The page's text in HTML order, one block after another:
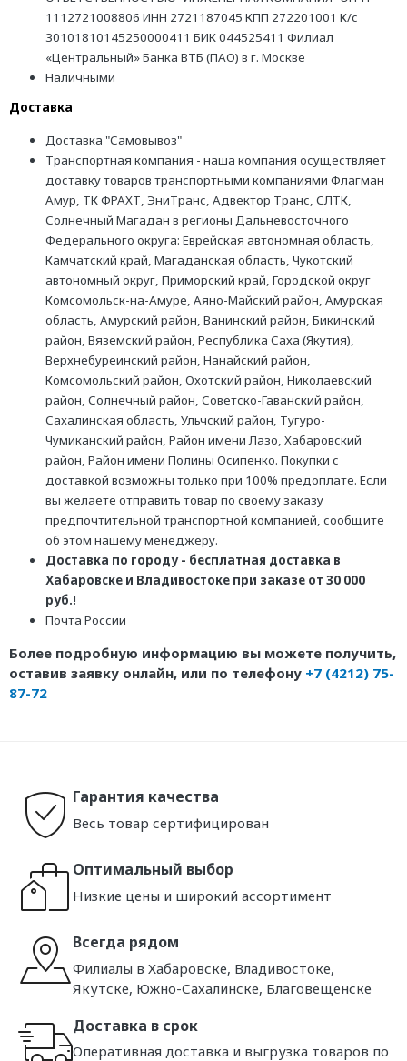
1112721008806 ИНН 2721187045 КПП 272201001 К/с
30101810145250000411 БИК 044525411 Филиал
«Центральный» Банка ВТБ (ПАО) в г. Москве
Наличными
Доставка
Доставка "Самовывоз"
Транспортная компания - наша компания осуществляет
доставку товаров транспортными компаниями Флагман
Амур, ТК ФРАХТ, ЭниТранс, Адвектор Транс, СЛТК,
Солнечный Магадан в регионы Дальневосточного
Федерального округа: Еврейская автономная область,
Камчатский край, Магаданская область, Чукотский
автономный округ, Приморский край, Городской округ
Комсомольск-на-Амуре, Аяно-Майский район, Амурская
область, Амурский район, Ванинский район, Бикинский
район, Вяземский район, Республика Саха (Якутия),
Верхнебуреинский район, Нанайский район,
Комсомольский район, Охотский район, Николаевский
район, Солнечный район, Советско-Гаванский район,
Сахалинская область, Ульчский район, Тугуро-
Чумиканский район, Район имени Лазо, Хабаровский
район, Район имени Полины Осипенко. Покупки с
доставкой возможны только при 100% предоплате. Если
вы желаете отправить товар по своему заказу
предпочтительной транспортной компанией, сообщите
об этом нашему менеджеру.
Доставка по городу - бесплатная доставка в
Хабаровске и Владивостоке при заказе от 30 000
руб.!
Почта России
Более подробную информацию вы можете получить,
оставив заявку онлайн, или по телефону +7 (4212) 75-
87-72
Гарантия качества
Весь товар сертифицирован
Оптимальный выбор
Низкие цены и широкий ассортимент
Всегда рядом
Филиалы в Хабаровске, Владивостоке,
Якутске, Южно-Сахалинске, Благовещенске
Доставка в срок
Оперативная доставка и выгрузка товаров по